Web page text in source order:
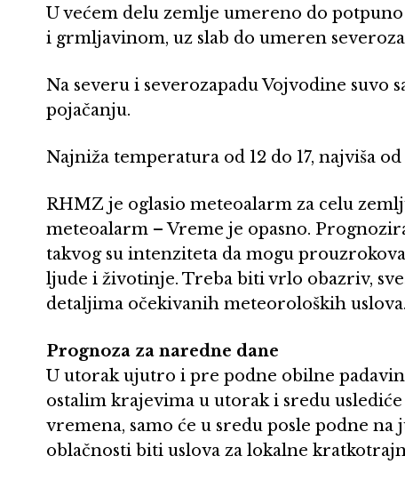
U većem delu zemlje umereno do
i grmljavinom, uz slab do umeren
Na severu i severozapadu Vojvodine suvo
pojačanju.
Najniža temperatura od 12 do 17, najviša
RHMZ je oglasio meteoalarm za celu
meteoalarm – Vreme je opasno.
takvog su intenziteta da mogu
ljude i životinje. Treba biti vrlo obazriv,
detaljima očekivanih meteoroloških uslova.
Prognoza za naredne dane
U utorak ujutro i pre podne obilne
ostalim krajevima u utorak i sredu
vremena, samo će u sredu posle podne
oblačnosti biti uslova za lokalne